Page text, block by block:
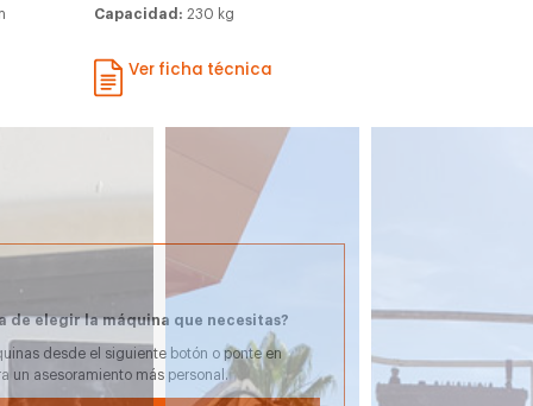
Capacidad:230 kg
Ver ficha técnica
de elegir la máquina que necesitas?
desde el siguiente botón o ponte en
un asesoramiento más personal.